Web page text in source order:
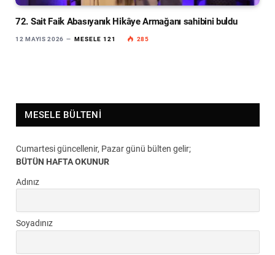
72. Sait Faik Abasıyanık Hikâye Armağanı sahibini buldu
12 MAYIS 2026 MESELE 121 285
MESELE BÜLTENI
Cumartesi güncellenir, Pazar günü bülten gelir;
BÜTÜN HAFTA OKUNUR
Adınız
Soyadınız